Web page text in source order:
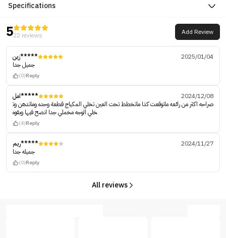
Specifications
522 reviews Add Review
زين*****
2025/01/04
جميل جدا
(0)Reply
امل*****
2024/12/08
صراحه اكثر من رائعه ماتوقعت كذا ماتخطط تحت العين تخلي المكياج قطعة وحده وماتدهن وت
خلي الوجه مخملي جدا انصح فيها وبقوه
(4)Reply
ريم*****
2024/11/27
جميله جدا
(0)Reply
All reviews